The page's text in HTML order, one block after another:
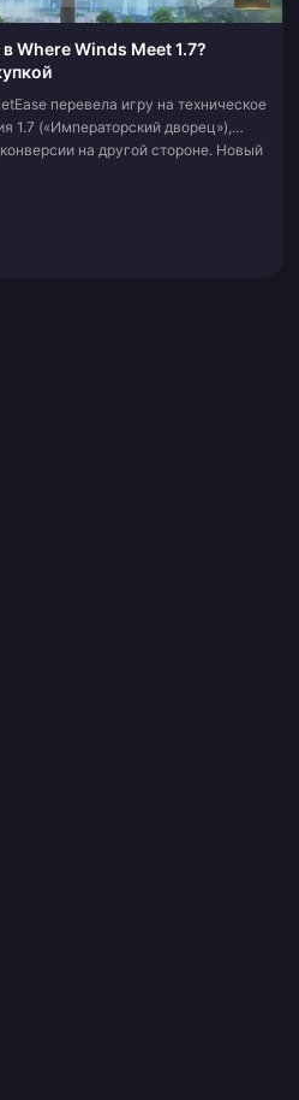
Where Winds Meet 1.7?
перевела игру на техническое
1.7 («Императорский дворец»),
на другой стороне. Новый